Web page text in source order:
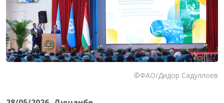
©ФАО/Дидор Садуллоев